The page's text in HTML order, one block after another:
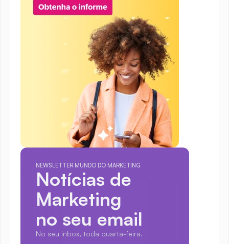
NEWSLETTER MUNDO DO MARKETING
Notícias de
Marketing
no seu email
No seu inbox, toda quarta-feira.